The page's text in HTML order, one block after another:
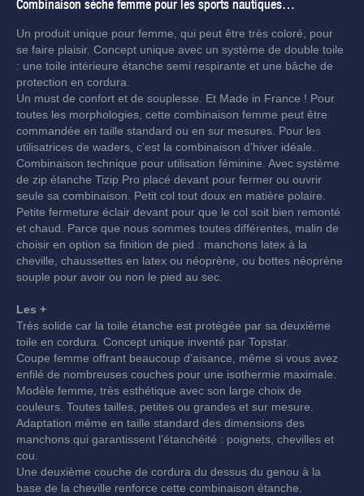
Combinaison sèche femme pour les sports nautiques…
Un produit unique pour femme, qui peut être très coloré, pour
se faire plaisir. Concept unique avec un système de double toile
: une toile intérieure étanche semi respirante et une bâche de
protection en cordura.
Un must de confort et de souplesse. Et Made in France ! Pour
toutes les morphologies, cette combinaison femme peut être
commandée en taille standard ou en sur mesures. Pour les
utilisatrices de waders, c’est la combinaison d’hiver idéale.
Combinaison technique pour utilisation féminine. Avec système
de zip étanche Tizip Pro placé devant pour fermer ou ouvrir
seule sa combinaison. Petit col tout doux en matière polaire.
Petite fermeture éclair devant pour que le col soit bien remonté
et chaud. Parce que nous sommes toutes différentes, malin de
choisir en option sa finition de pied : manchons latex à la
cheville, chaussettes en latex ou néoprène, ou bottes néoprène
souple pour avoir ou non le pied au sec.
Les +
Très solide car la toile étanche est protégée par sa deuxième
toile en cordura. Concept unique inventé par Topstar.
Coupe femme offrant beaucoup d’aisance, même si vous avez
enfilé de nombreuses couches pour une isothermie maximale.
Modèle femme, très esthétique avec son large choix de
couleurs. Toutes tailles, petites ou grandes et sur mesure.
Adaptation même en taille standard des dimensions des
manchons qui garantissent l’étanchéité : poignets, chevilles et
cou.
Une deuxième couche de cordura du dessus du genou à la
base de la cheville renforce cette combinaison étanche.